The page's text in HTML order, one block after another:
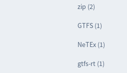
zip (2)
GTFS (1)
NeTEx (1)
gtfs-rt (1)